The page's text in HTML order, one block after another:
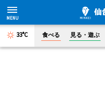
33°C 食べる 見る・遊ぶ